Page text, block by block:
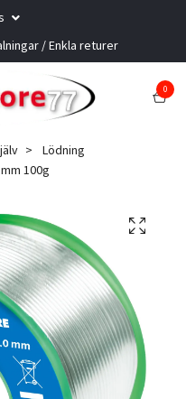
/ Enkla returer
0
Lödning
100g